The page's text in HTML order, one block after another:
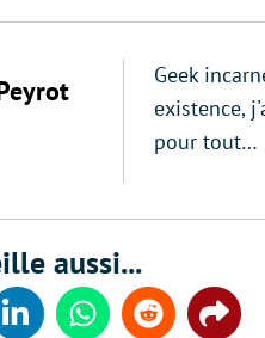
Geek
existence,
pour tout…
aussi...
LinkedinWhatsappReddit Share